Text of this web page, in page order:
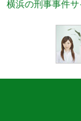
横浜の刑事事件サ